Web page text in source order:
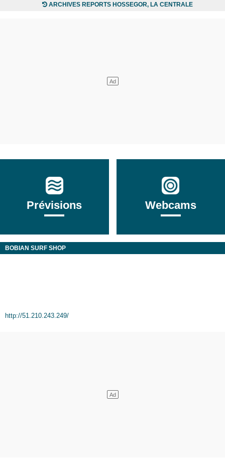
ARCHIVES REPORTS HOSSEGOR, LA CENTRALE
Prévisions Webcams
BOBIAN SURF SHOP
http://51.210.243.249/